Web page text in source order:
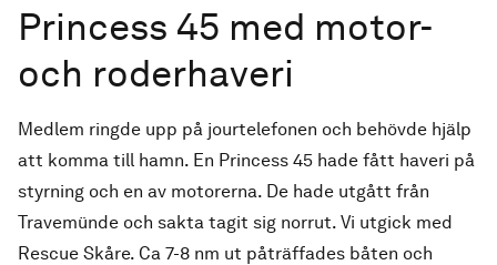
Princess 45 med motor-
och roderhaveri
Medlem ringde upp på jourtelefonen och behövde hjälp
att komma till hamn. En Princess 45 hade fått haveri på
styrning och en av motorerna. De hade utgått från
Travemünde och sakta tagit sig norrut. Vi utgick med
Rescue Skåre. Ca 7-8 nm ut påträffades båten och